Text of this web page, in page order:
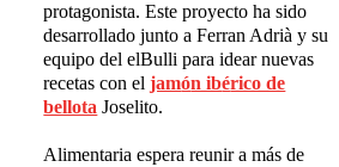
protagonista. Este proyecto ha sido
desarrollado junto a Ferran Adrià y su
equipo del elBulli para idear nuevas
recetas con eljamón ibérico de
bellota Joselito.
Alimentaria espera reunir a más de